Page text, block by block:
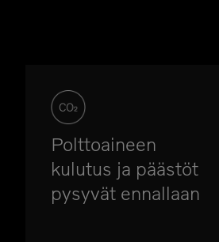
Polttoaineen
kulutus ja päästöt
pysyvät ennallaan